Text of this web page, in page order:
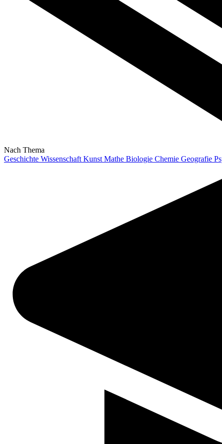
Nach Thema
Geschichte Wissenschaft Kunst Mathe Biologie Chemie Geografie